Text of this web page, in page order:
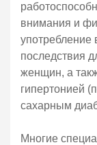
внимания и
употребление
последствия
женщин, а
гипертонией
сахарным
Многие